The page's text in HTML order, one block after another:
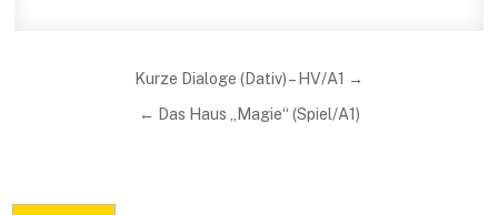
Beitragsnavigation
Kurze Dialoge (Dativ) – HV/A1 →
← Das Haus „Magie“ (Spiel/A1)